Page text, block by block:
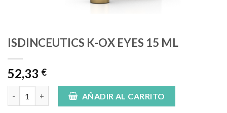
ISDINCEUTICS K-OX EYES 15 ML
52,33 €
ISDINCEUTICS K-OX EYES 15 ML cantidad
AÑADIR AL CARRITO